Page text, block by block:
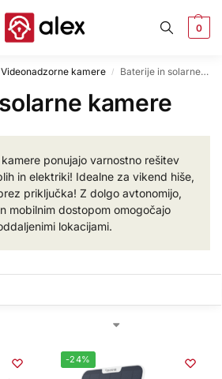
0
Videonadzorne kamere / Baterije in solarne kamere
kamere
ponujajo varnostno rešitev
in elektriki! Idealne za vikend hiše,
priključka! Z dolgo avtonomijo,
mobilnim dostopom omogočajo
lokacijami.
-24%